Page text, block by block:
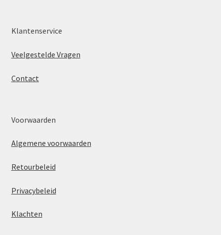
Klantenservice
Veelgestelde Vragen
Contact
Voorwaarden
Algemene voorwaarden
Retourbeleid
Privacybeleid
Klachten